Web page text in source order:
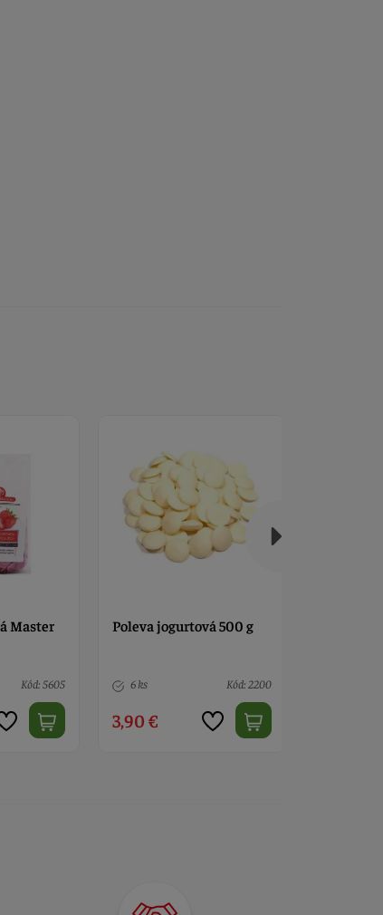
500 g
Kód: 2200
Poleva pistáciová Master
9 ks Kód: 2349
3,90 €